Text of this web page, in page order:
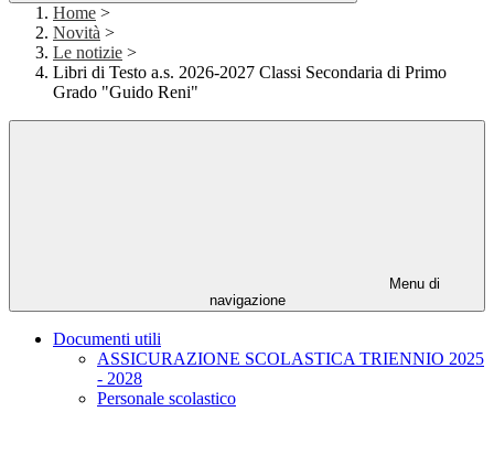
Home >
Novità >
Le notizie >
Libri di Testo a.s. 2026-2027 Classi Secondaria di Primo
Grado "Guido Reni"
Menu di
navigazione
Documenti utili
ASSICURAZIONE SCOLASTICA TRIENNIO 2025
- 2028
Personale scolastico